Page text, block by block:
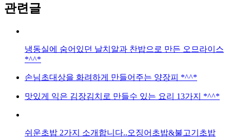
관련글
냉동실에 숨어있던 날치알과 찬밥으로 만든 오므라이스
*^^*
손님초대상을 화려하게 만들어주는 양장피 *^^*
맛있게 익은 김장김치로 만들수 있는 요리 13가지 *^^*
쉬운초밥 2가지 소개합니다..오징어초밥&불고기초밥